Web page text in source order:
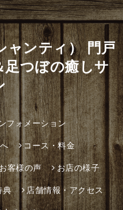
ャンティ） 門戸
足つぼの癒しサ
フォメーション
コース・料金
客様の声 お店の様子
典 店舗情報・アクセス